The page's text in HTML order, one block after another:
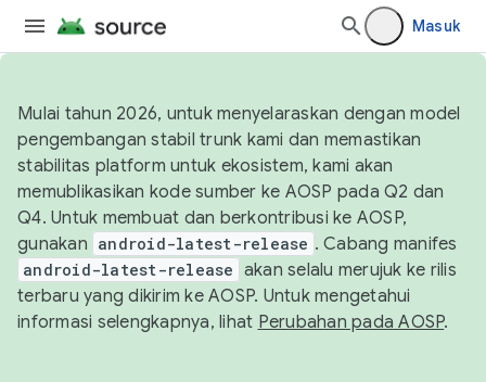
Masuk
Mulai tahun 2026, untuk menyelaraskan dengan model
pengembangan stabil trunk kami dan memastikan
stabilitas platform untuk ekosistem, kami akan
memublikasikan kode sumber ke AOSP pada Q2 dan
Q4. Untuk membuat dan berkontribusi ke AOSP,
gunakan android-latest-release . Cabang manifes
android-latest-release akan selalu merujuk ke rilis
terbaru yang dikirim ke AOSP. Untuk mengetahui
informasi selengkapnya, lihat Perubahan pada AOSP.